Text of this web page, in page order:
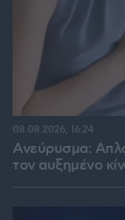
Ανεύρυσμα:
τον αυξημένο
08.08.2026, 16:24